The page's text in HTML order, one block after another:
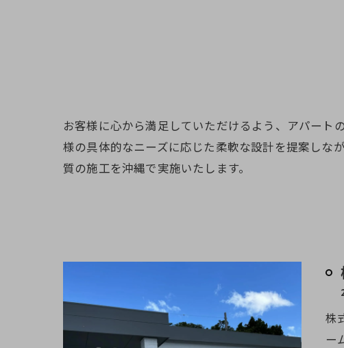
お客様に心から満足していただけるよう、アパート
様の具体的なニーズに応じた柔軟な設計を提案しな
質の施工を沖縄で実施いたします。
株
ー